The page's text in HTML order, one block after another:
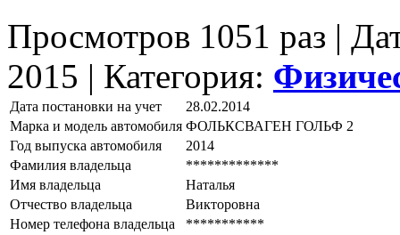
Просмотров 1051 раз |
2015 | Категория:
Дата постановки на учет
28.02.2014
Марка и модель автомобиля ФОЛЬКСВАГЕН ГОЛЬФ 2
Год выпуска автомобиля
2014
Фамилия владельца
*************
Имя владельца
Наталья
Отчество владельца
Викторовна
Номер телефона владельца
***********